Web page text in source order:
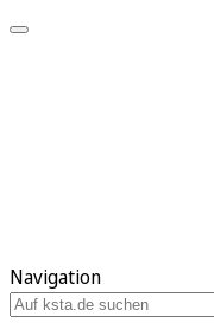
Navigation